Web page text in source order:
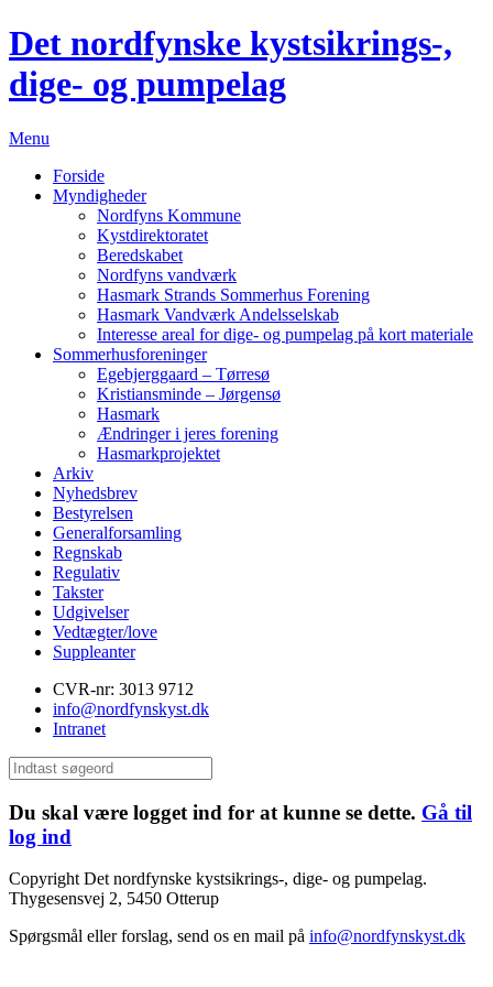
Det nordfynske kystsikrings-,
dige- og pumpelag
Menu
Forside
Myndigheder
Nordfyns Kommune
Kystdirektoratet
Beredskabet
Nordfyns vandværk
Hasmark Strands Sommerhus Forening
Hasmark Vandværk Andelsselskab
Interesse areal for dige- og pumpelag på kort materiale
Sommerhusforeninger
Egebjerggaard – Tørresø
Kristiansminde – Jørgensø
Hasmark
Ændringer i jeres forening
Hasmarkprojektet
Arkiv
Nyhedsbrev
Bestyrelsen
Generalforsamling
Regnskab
Regulativ
Takster
Udgivelser
Vedtægter/love
Suppleanter
CVR-nr: 3013 9712
info@nordfynskyst.dk
Intranet
Du skal være logget ind for at kunne se dette. Gå til
log ind
Copyright Det nordfynske kystsikrings-, dige- og pumpelag.
Thygesensvej 2, 5450 Otterup
Spørgsmål eller forslag, send os en mail på info@nordfynskyst.dk